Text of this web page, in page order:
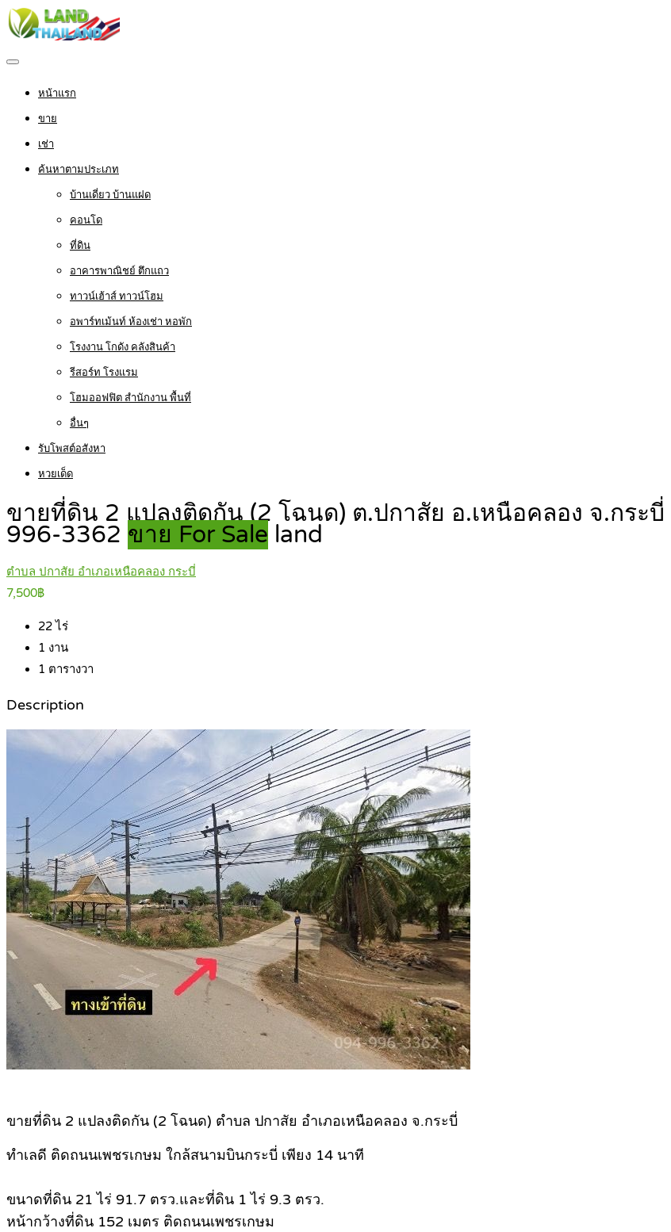
หน้าแรก
ขาย
เช่า
ค้นหาตามประเภท
บ้านเดี่ยว บ้านแฝด
คอนโด
ที่ดิน
อาคารพาณิชย์ ตึกแถว
ทาวน์เฮ้าส์ ทาวน์โฮม
อพาร์ทเม้นท์ ห้องเช่า หอพัก
โรงงาน โกดัง คลังสินค้า
รีสอร์ท โรงแรม
โฮมออฟฟิต สำนักงาน พื้นที่
อื่นๆ
รับโพสต์อสังหา
หวยเด็ด
ขายที่ดิน 2 แปลงติดกัน (2 โฉนด) ต.ปกาสัย อ.เหนือคลอง จ.กระ
996-3362 ขาย For Sale land
ตำบล ปกาสัย อำเภอเหนือคลอง กระบี่
7,500฿
22ไร่
1 งาน
1 ตารางวา
Description
ขายที่ดิน 2 แปลงติดกัน (2 โฉนด) ตำบล ปกาสัย อำเภอเหนือคลอง จ.กระบี่
ทำเลดี ติดถนนเพชรเกษม ใกล้สนามบินกระบี่ เพียง 14 นาที
ขนาดที่ดิน 21 ไร่ 91.7 ตรว.และที่ดิน 1 ไร่ 9.3 ตรว.
หน้ากว้างที่ดิน 152 เมตร ติดถนนเพชรเกษม